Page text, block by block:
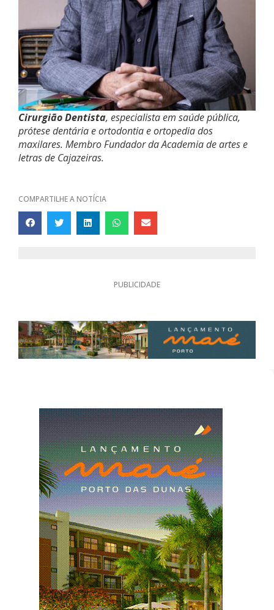
Cirurgião Dentista, especialista em saúde pública,
prótese dentária e ortodontia e ortopedia dos
maxilares. Membro Fundador da Academia de artes e
letras de Cajazeiras.
COMPARTILHE A NOTÍCIA
PUBLICIDADE